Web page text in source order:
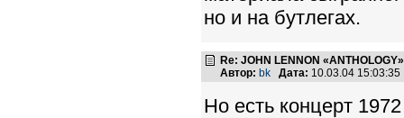
но и на бутлегах.
Re: JOHN LENNON
Автор: bk Дата: 10.03.04
Но есть концерт